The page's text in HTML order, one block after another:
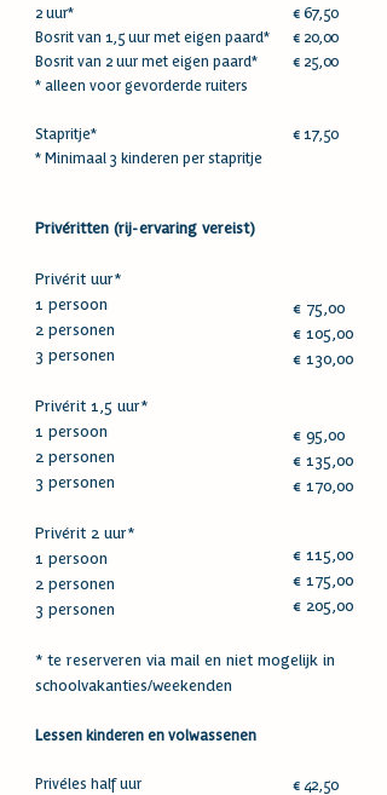
2 uur*
Bosrit van 1,5 uur met eigen paard*
Bosrit van 2 uur met eigen paard*
* alleen voor gevorderde ruiters
Stapritje*
* Minimaal 3 kinderen per stapritje
€ 67,50
€ 20,00
€ 25,00
€ 17,50
Privéritten (rij-ervaring vereist)
Privérit uur*
1 persoon
2 personen
3 personen
Privérit 1,5 uur*
1 persoon
2 personen
3 personen
Privérit 2 uur*
1 persoon
2 personen
3 personen
* te reserveren via mail en niet mogelijk in
schoolvakanties/weekenden
€ 75,00
€ 105,00
€ 130,00
€ 95,00
€ 135,00
€ 170,00
€ 115,00
€ 175,00
€ 205,00
Lessen kinderen en volwassenen
Privéles half uur
€ 42,50